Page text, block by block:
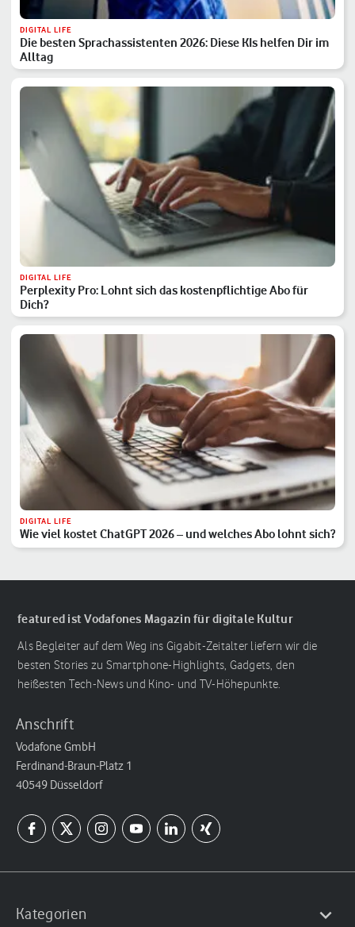
DIGITAL LIFE
Die besten Sprachassistenten 2026: Diese KIs helfen Dir im
Alltag
DIGITAL LIFE
Perplexity Pro: Lohnt sich das kostenpflichtige Abo für
Dich?
DIGITAL LIFE
Wie viel kostet ChatGPT 2026 – und welches Abo lohnt sich?
featured ist Vodafones Magazin für digitale Kultur
Als Begleiter auf dem Weg ins Gigabit-Zeitalter liefern wir die
besten Stories zu Smartphone-Highlights, Gadgets, den
heißesten Tech-News und Kino- und TV-Höhepunkte.
Anschrift
Vodafone GmbH
Ferdinand-Braun-Platz 1
40549 Düsseldorf
Kategorien